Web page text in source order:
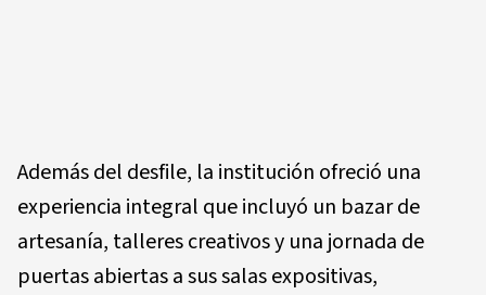
Además del desfile, la institución ofreció una
experiencia integral que incluyó un bazar de
artesanía, talleres creativos y una jornada de
puertas abiertasa sus salas expositivas,